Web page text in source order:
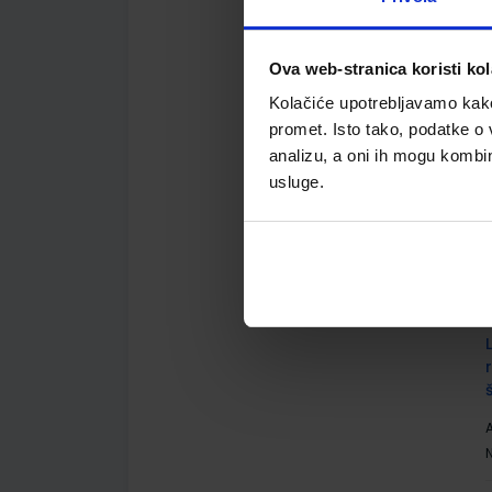
Ova web-stranica koristi
Kolačiće upotrebljavamo
promet. Isto tako, podatke
analizu, a oni ih mogu
usluge.